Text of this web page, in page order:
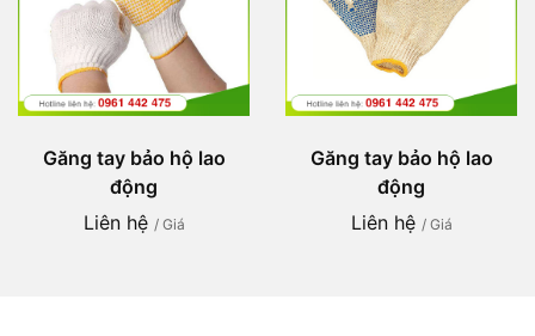
Găng tay bảo hộ lao
động
Liên hệ / Giá
Găng tay bảo hộ lao
động
Liên hệ / Giá